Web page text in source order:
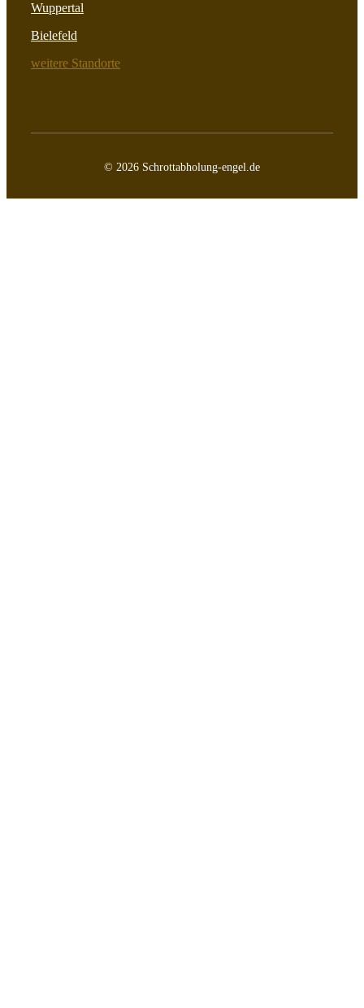
Wuppertal
Bielefeld
weitere Standorte
© 2026 Schrottabholung-engel.de